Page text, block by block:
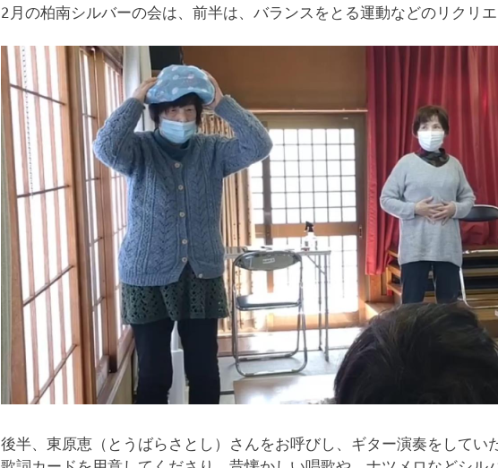
2月の柏南シルバーの会は、前半は、バランスをとる運動などのリクリエ
後半、東原恵（とうばらさとし）さんをお呼びし、ギター演奏をしてい